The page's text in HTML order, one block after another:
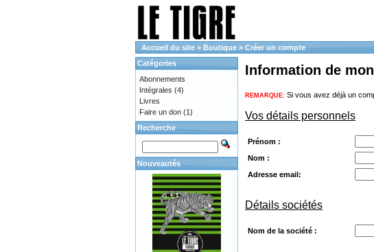
Accueil du site » Boutique » Créer un compte
Information de
REMARQUE: Si vous avez déjà un
Vos détails personnels
Prénom :
Nom :
Adresse email:
Détails sociétés
Nom de la société :
Catégories
Abonnements
Intégrales (4)
Livres
Faire un don (1)
Recherche
Nouveautés